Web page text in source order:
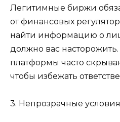
Легитимные биржи
от финансовых
найти информацию о
должно вас
платформы часто
чтобы избежать
3. Непрозрачные